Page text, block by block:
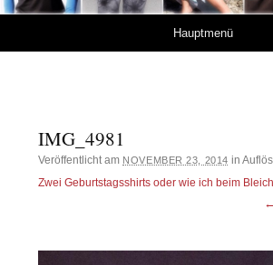
Hauptmenü
IMG_4981
Veröffentlicht am NOVEMBER 23, 2014 in
Zwei Geburtstagsshirts oder wie ich beim